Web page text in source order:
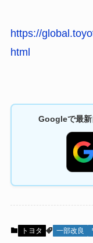
https://
html
Googleで最新
トヨタ 一部改良